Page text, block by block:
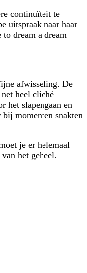
continuïteit te
uitspraak naar haar
dream a dream
afwisseling. De
heel cliché
het slapengaan en
momenten snakten
je er helemaal
het geheel.